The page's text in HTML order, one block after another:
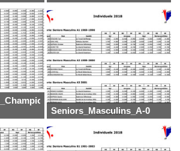
Seniors_Masculins_A-0